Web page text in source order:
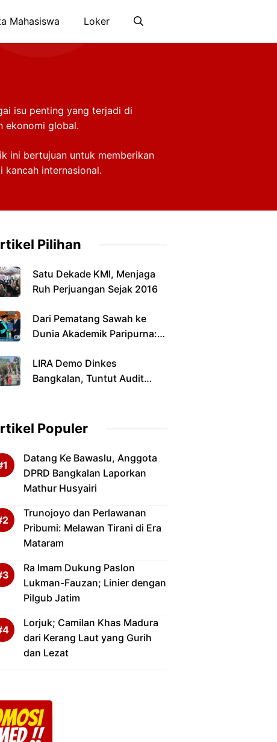
Mahasiswa Loker
isu penting yang terjadi di
ekonomi global.
ini bertujuan untuk memberikan
kancah internasional.
Pilihan
Satu Dekade KMI, Menjaga
Ruh Perjuangan Sejak 2016
Dari Pematang Sawah ke
Dunia Akademik Paripurna:
yang Menyandang Gelar
Doktor
LIRA Demo Dinkes
Bangkalan, Tuntut Audit
Populer
Datang Ke Bawaslu, Anggota
DPRD Bangkalan Laporkan
Mathur Husyairi
Trunojoyo dan Perlawanan
Pribumi: Melawan Tirani di Era
Mataram
Ra Imam Dukung Paslon
Lukman-Fauzan; Linier dengan
Pilgub Jatim
Lorjuk; Camilan Khas Madura
dari Kerang Laut yang Gurih
dan Lezat